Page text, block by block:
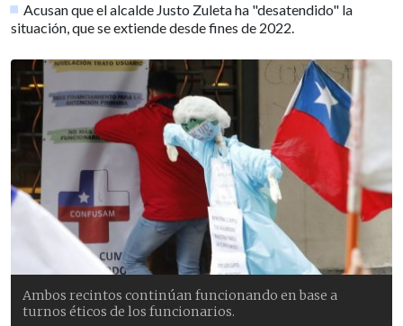
Acusan que el alcalde Justo Zuleta ha "desatendido" la
situación, que se extiende desde fines de 2022.
Ambos recintos continúan funcionando en base a
turnos éticos de los funcionarios.